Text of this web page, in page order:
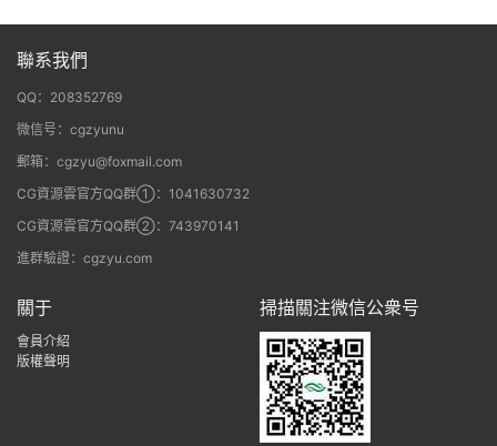
聯系我們
QQ：208352769
微信号：cgzyunu
郵箱：cgzyu@foxmail.com
CG資源雲官方QQ群①：1041630732
CG資源雲官方QQ群②：743970141
進群驗證：cgzyu.com
關于
會員介紹
版權聲明
掃描關注微信公衆号